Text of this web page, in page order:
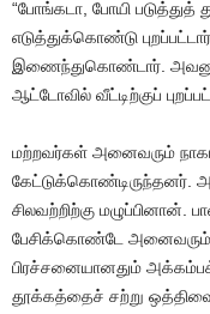
“போங்கடா, போயி
எடுத்துக்கொண்டு
இணைந்துகொண்டார்.
ஆட்டோவில் வீட்டிற்குப்
மற்றவர்கள் அனைவரும்
கேட்டுக்கொண்டிருந்தனர்.
சிலவற்றிற்கு மழுப்பினான்.
பேசிக்கொண்டே அனைவரும்
பிரச்சனையானதும்
தூக்கத்தைச் சற்று